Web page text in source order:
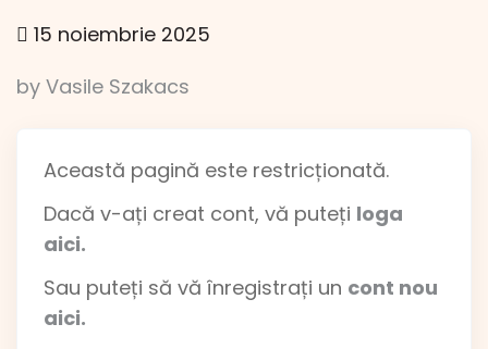
15 noiembrie 2025
by Vasile Szakacs
Această pagină este restricționată.
Dacă v-ați creat cont, vă puteți loga
aici.
Sau puteți să vă înregistrați un cont nou
aici.